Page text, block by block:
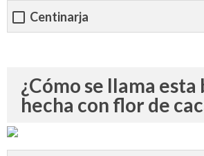
Centinarja
¿Cómo se llama esta
hecha con flor de